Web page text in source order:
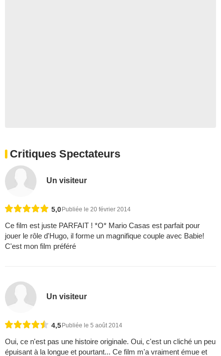
Critiques Spectateurs
Un visiteur
5,0 Publiée le 20 février 2014
Ce film est juste PARFAIT ! *O* Mario Casas est parfait pour
jouer le rôle d'Hugo, il forme un magnifique couple avec Babie!
C'est mon film préféré
Un visiteur
4,5 Publiée le 5 août 2014
Oui, ce n'est pas une histoire originale. Oui, c'est un cliché un peu
épuisant à la longue et pourtant... Ce film m'a vraiment émue et